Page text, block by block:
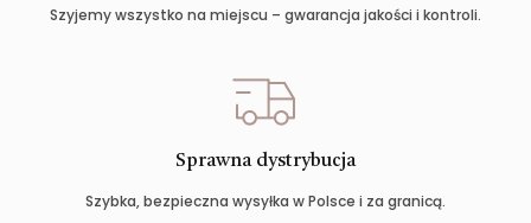
Szyjemy wszystko na miejscu – gwarancja jakości i kontroli.
Sprawna dystrybucja
Szybka, bezpieczna wysyłka w Polsce i za granicą.